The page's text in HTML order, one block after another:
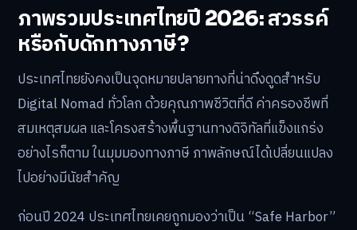
ภาพรวมประเทศไทยปี 2026: สวรรค์
หรือกับดักทางภาษี?
ประเทศไทยยังคงเป็นจุดหมายปลายทางที่น่าดึงดูดสำหรับ
Digital Nomad ทั่วโลก ด้วยคุณภาพชีวิตที่ดี ค่าครองชีพที่
สมเหตุสมผล และโครงสร้างพื้นฐานทางดิจิทัลที่แข็งแกร่ง
อย่างไรก็ตาม ในมุมมองทางภาษี ภาพลักษณ์ได้เปลี่ยนแปลง
ไปอย่างมีนัยสำคัญ
ก่อนปี 2024 ประเทศไทยเคยถูกมองว่าเป็น “Safe Harbor”